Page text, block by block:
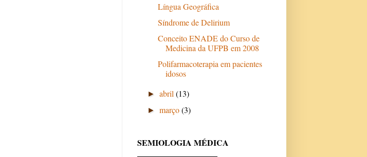
Língua Geográfica
Síndrome de Delirium
Conceito ENADE do Curso de
Medicina da UFPB em 2008
Polifarmacoterapia em pacientes
idosos
►abril(13)
►março(3)
SEMIOLOGIA MÉDICA